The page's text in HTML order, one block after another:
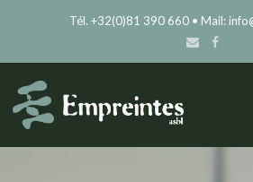
Tél. +32(0)81 390 660 • Mail: